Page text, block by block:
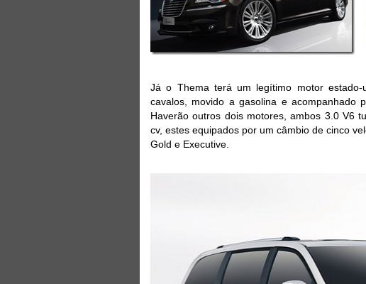
Já o Thema terá um legítimo motor
cavalos, movido a gasolina e acompanhado
Haverão outros dois motores, ambos 3.0 V6
cv, estes equipados por um câmbio de cinco
Gold e Executive.